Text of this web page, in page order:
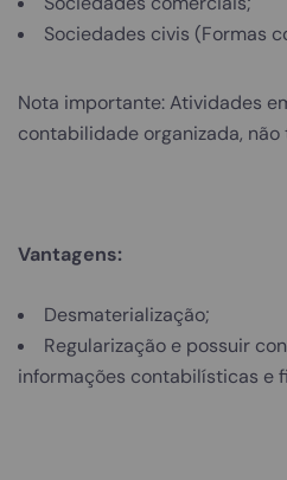
Sociedades civis (Formas
Nota importante: Atividades
contabilidade organizada,
Vantagens:
Desmaterialização;
Regularização e possuir
informações contabilísticas e